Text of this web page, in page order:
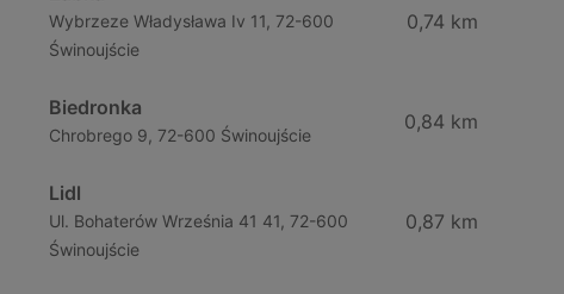
Wybrzeze Władysława Iv 11, 72-600
Świnoujście
0,74 km
Biedronka
Chrobrego 9, 72-600 Świnoujście
0,84 km
Lidl
Ul. Bohaterów Września 41 41, 72-600
Świnoujście
0,87 km